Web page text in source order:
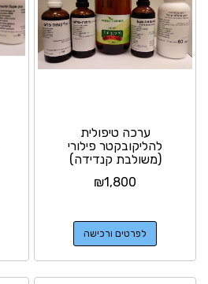
ערכה טיפולית
להליקובקטר פילורי
(משולבת קנדידה)
₪1,800
לפרטים ורכישה